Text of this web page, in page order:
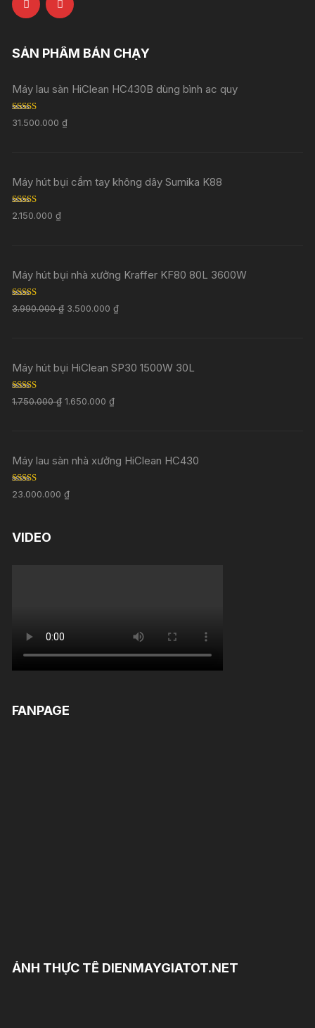
SẢN PHẨM BÁN CHẠY
Máy lau sàn HiClean HC430B dùng bình ac quy
Rated5.00
out of 5
31.500.000₫
Máy hút bụi cầm tay không dây Sumika K88
Rated5.00
out of 5
2.150.000₫
Máy hút bụi nhà xưởng Kraffer KF80 80L 3600W
Rated 5.00
out of 5
3.990.000₫ 3.500.000₫
Máy hút bụi HiClean SP30 1500W 30L
Rated 5.00
out of 5
1.750.000₫ 1.650.000₫
Máy lau sàn nhà xưởng HiClean HC430
Rated5.00
out of 5
23.000.000₫
VIDEO
FANPAGE
ẢNH THỰC TẾ DIENMAYGIATOT.NET